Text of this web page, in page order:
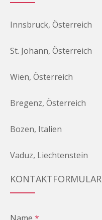
Innsbruck, Österreich
St. Johann, Österreich
Wien, Österreich
Bregenz, Österreich
Bozen, Italien
Vaduz, Liechtenstein
KONTAKTFORMULAR